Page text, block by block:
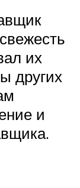
их
других
и